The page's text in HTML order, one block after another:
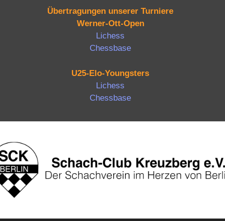
Übertragungen unserer Turniere
Werner-Ott-Open
Lichess
Chessbase
U25-Elo-Youngsters
Lichess
Chessbase